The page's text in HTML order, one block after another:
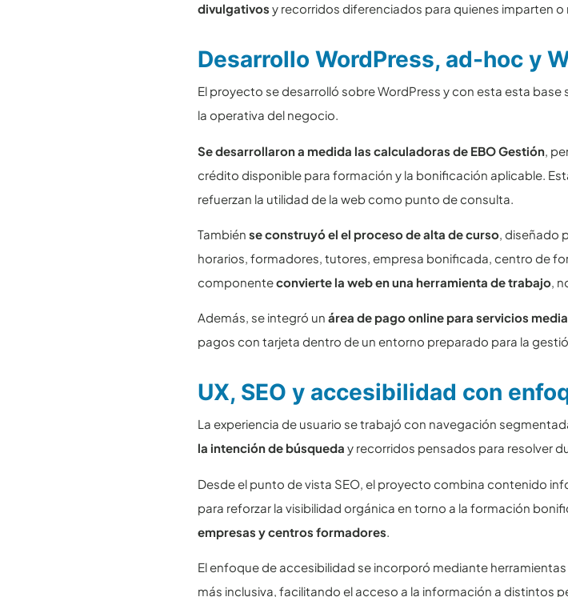
divulgativos y recorridos diferenciados para quienes imparten
Desarrollo WordPress, ad-hoc y
El proyecto se desarrolló sobre WordPress y con esta esta
la operativa del negocio.
Se desarrollaron a medida las calculadoras de EBO Gestión ,
crédito disponible para formación y la bonificación aplicable.
refuerzan la utilidad de la web como punto de consulta.
También se construyó el el proceso de alta de curso, diseñado
horarios, formadores, tutores, empresa bonificada, centro de
componenteconvierte la web en una herramienta de trabajo,
Además, se integró un área de pago online para servicios
pagos con tarjeta dentro de un entorno preparado para la
UX, SEO y accesibilidad con
La experiencia de usuario se trabajó con navegación
la intención de búsqueda y recorridos pensados para resolver
Desde el punto de vista SEO, el proyecto combina contenido
para reforzar la visibilidad orgánica en torno a la formación
empresas y centros formadores
El enfoque de accesibilidad se incorporó mediante
más inclusiva, facilitando el acceso a la información a distintos